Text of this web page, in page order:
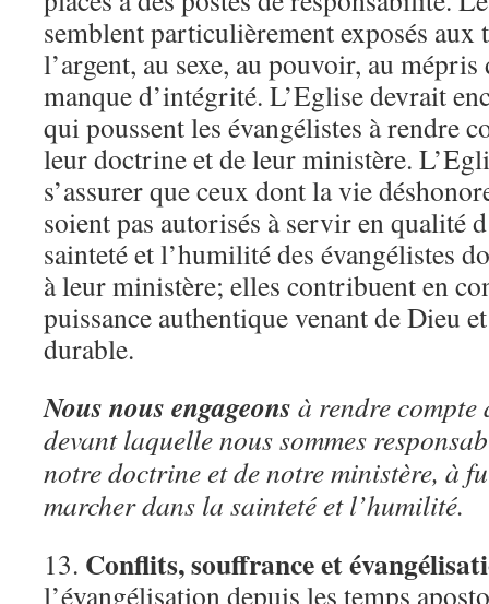
semblent particulièrement exposés aux
l’argent, au sexe, au pouvoir, au
manque d’intégrité. L’Eglise devrait
qui poussent les évangélistes à rendre
leur doctrine et de leur ministère.
s’assurer que ceux dont la vie
soient pas autorisés à servir en qualité
sainteté et l’humilité des évangélistes
à leur ministère; elles contribuent en
puissance authentique venant de Dieu
durable.
Nous nous engageons à rendre compte
devant laquelle nous sommes
notre doctrine et de notre ministère, à
marcher dans la sainteté et l’humilité.
13. Conflits, souffrance et
l’évangélisation depuis les temps